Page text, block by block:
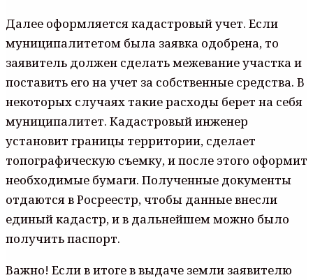
Далее оформляется кадастровый учет. Если
муниципалитетом была заявка одобрена, то
заявитель должен сделать межевание участка и
поставить его на учет за собственные средства. В
некоторых случаях такие расходы берет на себя
муниципалитет. Кадастровый инженер
установит границы территории, сделает
топографическую съемку, и после этого оформит
необходимые бумаги. Полученные документы
отдаются в Росреестр, чтобы данные внесли
единый кадастр, и в дальнейшем можно было
получить паспорт.
Важно! Если в итоге в выдаче земли заявителю